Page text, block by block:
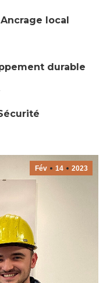
Ancrage local
durable
Fév 14 2023